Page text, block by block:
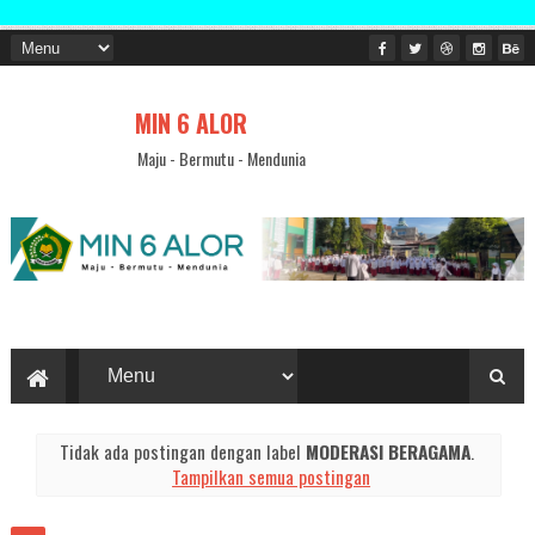
MIN 6 ALOR
Maju - Bermutu - Mendunia
Tidak ada postingan dengan label MODERASI BERAGAMA.
Tampilkan semua postingan